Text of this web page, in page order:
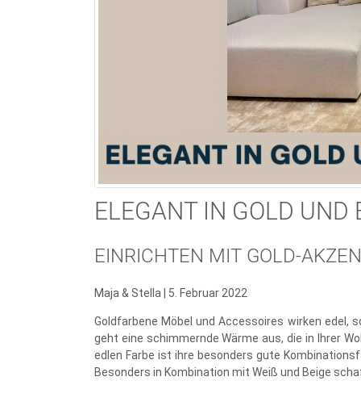
ELEGANT IN GOLD UND
EINRICHTEN MIT GOLD-
Maja & Stella | 5. Februar 2022
Goldfarbene Möbel und Accessoires wirken edel,
geht eine schimmernde Wärme aus, die in Ihrer
edlen Farbe ist ihre besonders gute
Besonders in Kombination mit Weiß und Beige